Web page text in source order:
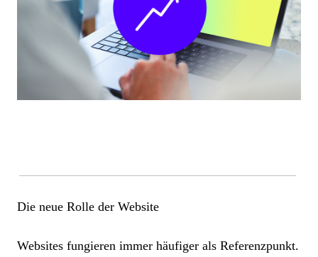
Die neue Rolle der Website
Websites fungieren immer häufiger als Referenzpunkt.